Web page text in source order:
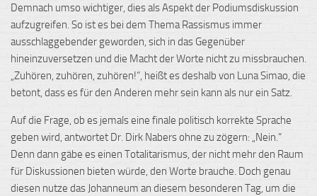
Demnach umso wichtiger, dies als Aspekt der Podiumsdiskussion
aufzugreifen. So ist es bei dem Thema Rassismus immer
ausschlaggebender geworden, sich in das Gegenüber
hineinzuversetzen und die Macht der Worte nicht zu missbrauchen.
„Zuhören, zuhören, zuhören!“, heißt es deshalb von Luna Simao, die
betont, dass es für den Anderen mehr sein kann als nur ein Satz.
Auf die Frage, ob es jemals eine finale politisch korrekte Sprache
geben wird, antwortet Dr. Dirk Nabers ohne zu zögern: „Nein.“
Denn dann gäbe es einen Totalitarismus, der nicht mehr den Raum
für Diskussionen bieten würde, den Worte brauche. Doch genau
diesen nutze das Johanneum an diesem besonderen Tag, um die